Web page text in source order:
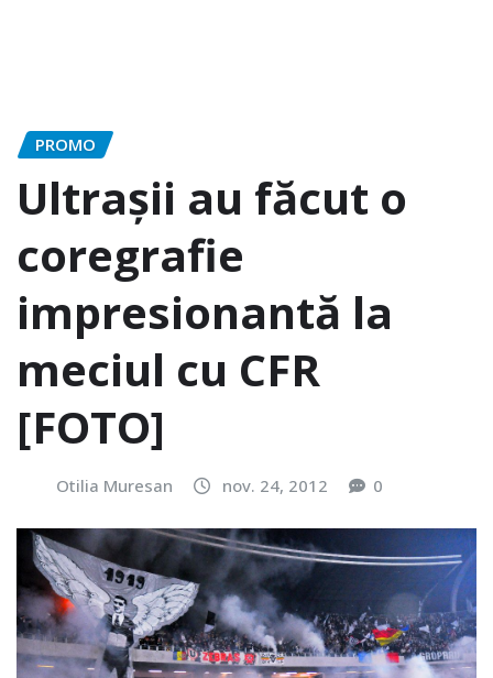
PROMO
Ultrașii au făcut o
coregrafie
impresionantă la
meciul cu CFR
[FOTO]
Otilia Muresan nov. 24, 2012 0